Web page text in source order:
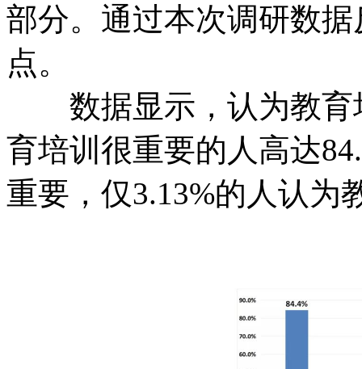
部分。通过本次调研数
点。
数据显示，认为教育
育培训很重要的人高达
重要，仅3.13%的人认为